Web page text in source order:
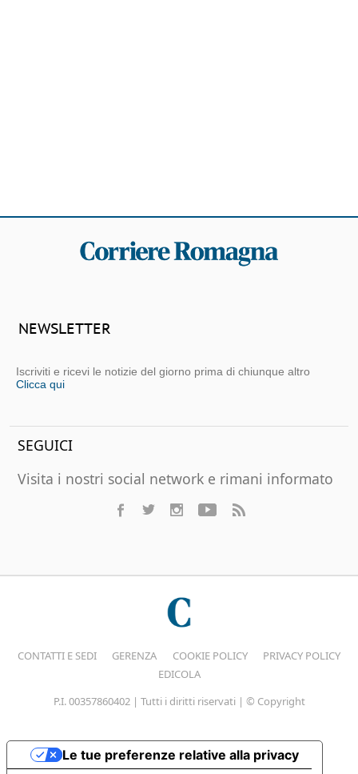
NEWSLETTER
Iscriviti e ricevi le notizie del giorno prima di chiunque altro
Clicca qui
SEGUICI
Visita i nostri social network e rimani informato
CONTATTI E SEDI GERENZA COOKIE POLICY
PRIVACY POLICY
EDICOLA
P.I. 00357860402 | Tutti i diritti riservati | © Copyright
Le tue preferenze relative alla privacy